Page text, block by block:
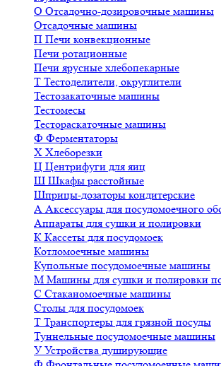
О Отсадочно-дозировочные машины
Отсадочные машины
П Печи конвекционные
Печи ротационные
Печи ярусные хлебопекарные
Т Тестоделители, округлители
Тестозакаточные машины
Тестомесы
Тестораскаточные машины
Ф Ферментаторы
Х Хлеборезки
Ц Центрифуги для яиц
Ш Шкафы расстойные
Шприцы-дозаторы кондитерские
А Аксессуары для посудомоечного
Аппараты для сушки и полировки
К Кассеты для посудомоек
Котломоечные машины
Купольные посудомоечные машины
М Машины для сушки и полировки
С Стаканомоечные машины
Столы для посудомоек
Т Транспортеры для грязной посуды
Туннельные посудомоечные машины
У Устройства душирующие